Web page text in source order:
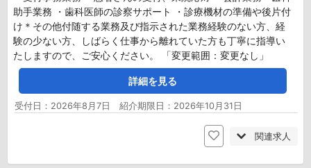
助手業務 ・歯科医師の診察サポート ・診療機材の準備や後片付
け＊その他付随する業務及び指示された業務経験のない方、経
験の少ない方、しばらく仕事から離れていた方も丁寧に指導い
たしますので、ご安心ください。 「変更範囲：変更なし」
詳細を見る
受付日：2026年8月7日 紹介期限日：2026年10月31日
関連求人